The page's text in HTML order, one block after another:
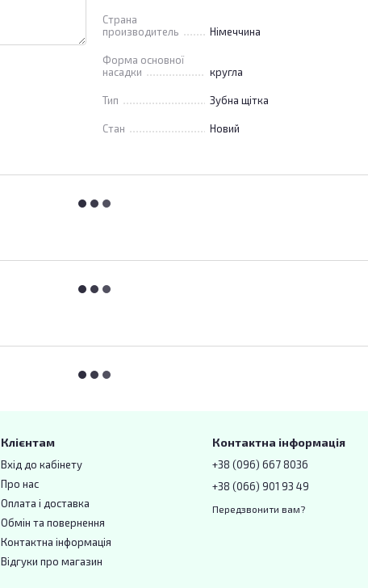
Страна
производитель
Німеччина
Форма основної
насадки
кругла
Тип Зубна щітка
Стан Новий
Клієнтам
Вхід до кабінету
Про нас
Оплата і доставка
Обмін та повернення
Контактна інформація
Відгуки про магазин
Контактна інформація
+38 (096) 667 8036
+38 (066) 901 93 49
Передзвонити вам?